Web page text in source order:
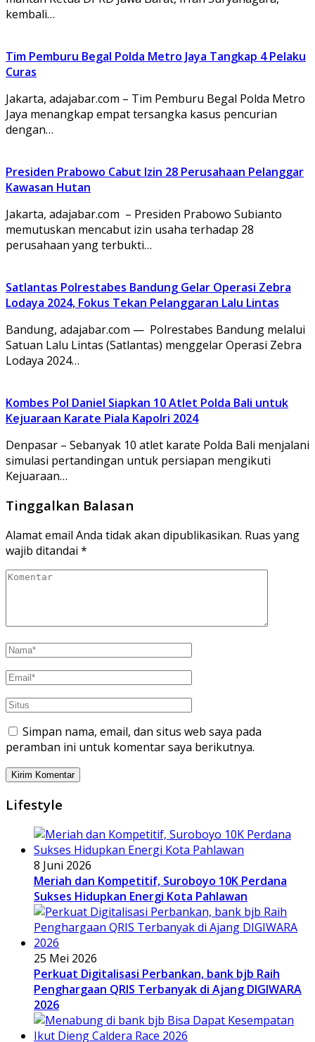
kembali…
Tim Pemburu Begal Polda Metro Jaya Tangkap 4 Pelaku
Curas
Jakarta, adajabar.com – Tim Pemburu Begal Polda Metro
Jaya menangkap empat tersangka kasus pencurian
dengan…
Presiden Prabowo Cabut Izin 28 Perusahaan Pelanggar
Kawasan Hutan
Jakarta, adajabar.com – Presiden Prabowo Subianto
memutuskan mencabut izin usaha terhadap 28
perusahaan yang terbukti…
Satlantas Polrestabes Bandung Gelar Operasi Zebra
Lodaya 2024, Fokus Tekan Pelanggaran Lalu Lintas
Bandung, adajabar.com — Polrestabes Bandung melalui
Satuan Lalu Lintas (Satlantas) menggelar Operasi Zebra
Lodaya 2024…
Kombes Pol Daniel Siapkan 10 Atlet Polda Bali untuk
Kejuaraan Karate Piala Kapolri 2024
Denpasar – Sebanyak 10 atlet karate Polda Bali menjalani
simulasi pertandingan untuk persiapan mengikuti
Kejuaraan…
Tinggalkan Balasan
Alamat email Anda tidak akan dipublikasikan. Ruas yang
wajib ditandai *
Simpan nama, email, dan situs web saya pada
peramban ini untuk komentar saya berikutnya.
Lifestyle
8 Juni 2026
Meriah dan Kompetitif, Suroboyo 10K Perdana
Sukses Hidupkan Energi Kota Pahlawan
25 Mei 2026
Perkuat Digitalisasi Perbankan, bank bjb Raih
Penghargaan QRIS Terbanyak di Ajang DIGIWARA
2026